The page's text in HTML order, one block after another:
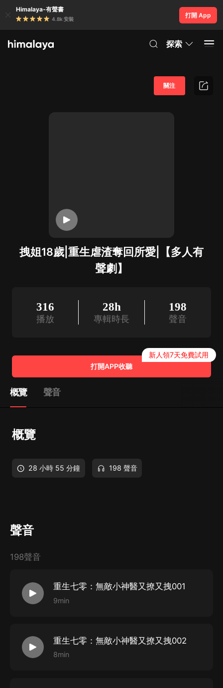
Himalaya-有聲書
4.8k 安裝
打開 App
探索
拽姐18歲|重生虐渣奪回所愛|【多人有
聲劇】
關注
316
播放
28h
專輯時長
198
聲音
打開APP收聽
新人領7天免費試用
概覽 聲音
概覽
28 小時 55 分鐘 198 聲音
聲音
198聲音
重生七零：無敵小神醫又撩又拽001
9min
重生七零：無敵小神醫又撩又拽002
8min